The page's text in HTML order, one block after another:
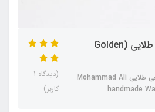
آبرنگ متالیک نارنجی طلایی (Golden
آبرنگ اکلیلی محمدعلی نارنجی طلایی Mohammad Ali
handmade
(دیدگاه 1
کاربر)